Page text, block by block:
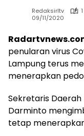
Redaksirltv
09/11/2020
penularan virus
Lampung terus
menerapkan
Sekretaris Daerah
Darminto
tetap